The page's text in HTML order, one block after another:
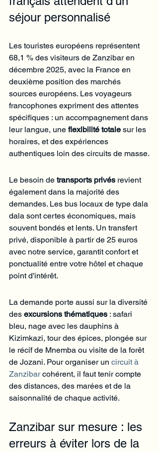
séjour personnalisé
Les touristes européens représentent
68,1 % des visiteurs de Zanzibar en
décembre 2025, avec la France en
deuxième position des marchés
sources européens. Les voyageurs
francophones expriment des attentes
spécifiques : un accompagnement dans
leur langue, une flexibilité totale sur les
horaires, et des expériences
authentiques loin des circuits de masse.
Le besoin de transports privés revient
également dans la majorité des
demandes. Les bus locaux de type dala
dala sont certes économiques, mais
souvent bondés et lents. Un transfert
privé, disponible à partir de 25 euros
avec notre service, garantit confort et
ponctualité entre votre hôtel et chaque
point d'intérêt.
La demande porte aussi sur la diversité
des excursions thématiques : safari
bleu, nage avec les dauphins à
Kizimkazi, tour des épices, plongée sur
le récif de Mnemba ou visite de la forêt
de Jozani. Pour organiser un circuit à
Zanzibar cohérent, il faut tenir compte
des distances, des marées et de la
saisonnalité de chaque activité.
Zanzibar sur mesure : les
erreurs à éviter lors de la